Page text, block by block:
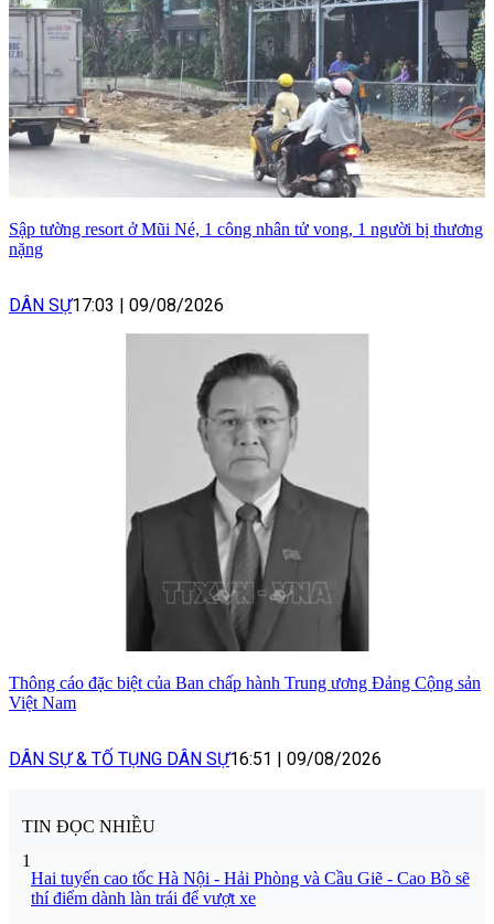
Sập tường resort ở Mũi Né, 1 công nhân tử vong, 1 người bị thương
nặng
DÂN SỰ17:03 09/08/2026
Thông cáo đặc biệt của Ban chấp hành Trung ương Đảng Cộng sản
Việt Nam
DÂN SỰ & TỐ TỤNG DÂN SỰ16:51 09/08/2026
TIN ĐỌC NHIỀU
1
Hai tuyến cao tốc Hà Nội - Hải Phòng và Cầu Giẽ - Cao Bồ sẽ
thí điểm dành làn trái để vượt xe